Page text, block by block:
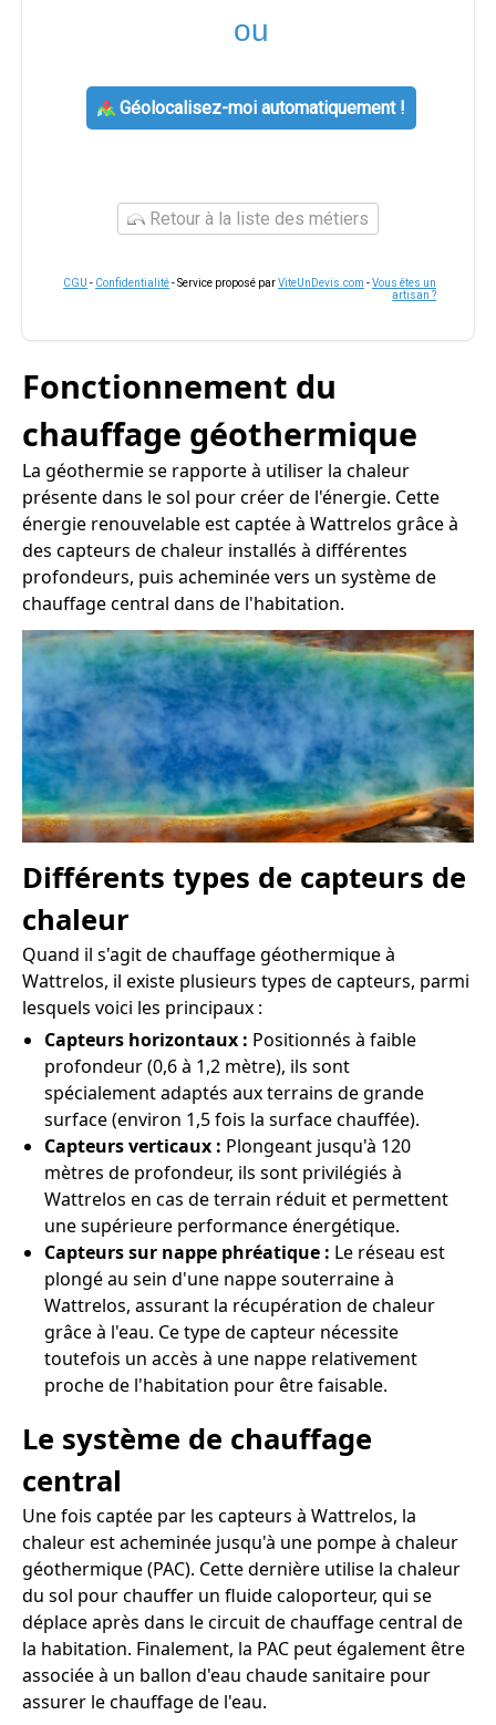
ou
Géolocalisez-moi automatiquement !
Retour à la liste des métiers
CGU - Confidentialité- Service proposé parViteUnDevis.com -Vous êtes un
artisan ?
Fonctionnement du
chauffage géothermique
La géothermie se rapporte à utiliser la chaleur
présente dans le sol pour créer de l'énergie. Cette
énergie renouvelable est captée à Wattrelos grâce à
des capteurs de chaleur installés à différentes
profondeurs, puis acheminée vers un système de
chauffage central dans de l'habitation.
Différents types de capteurs de
chaleur
Quand il s'agit de chauffage géothermique à
Wattrelos, il existe plusieurs types de capteurs, parmi
lesquels voici les principaux :
Capteurs horizontaux : Positionnés à faible
profondeur (0,6 à 1,2 mètre), ils sont
spécialement adaptés aux terrains de grande
surface (environ 1,5 fois la surface chauffée).
Capteurs verticaux : Plongeant jusqu'à 120
mètres de profondeur, ils sont privilégiés à
Wattrelos en cas de terrain réduit et permettent
une supérieure performance énergétique.
Capteurs sur nappe phréatique : Le réseau est
plongé au sein d'une nappe souterraine à
Wattrelos, assurant la récupération de chaleur
grâce à l'eau. Ce type de capteur nécessite
toutefois un accès à une nappe relativement
proche de l'habitation pour être faisable.
Le système de chauffage
central
Une fois captée par les capteurs à Wattrelos, la
chaleur est acheminée jusqu'à une pompe à chaleur
géothermique (PAC). Cette dernière utilise la chaleur
du sol pour chauffer un fluide caloporteur, qui se
déplace après dans le circuit de chauffage central de
la habitation. Finalement, la PAC peut également être
associée à un ballon d'eau chaude sanitaire pour
assurer le chauffage de l'eau.